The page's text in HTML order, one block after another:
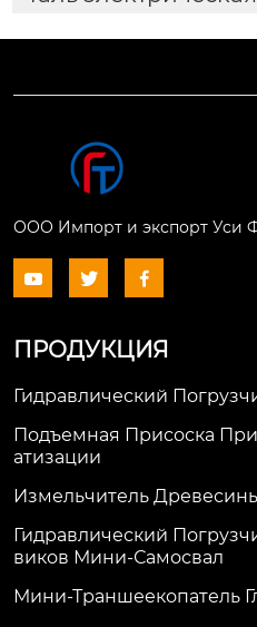
ООО Импорт и экспорт Уси
  
ПРОДУКЦИЯ
Гидравлический
Подъемная Присоска
Атизации
Измельчитель
Гидравлический
Виков Мини-Самосвал
Мини-Траншеекопатель